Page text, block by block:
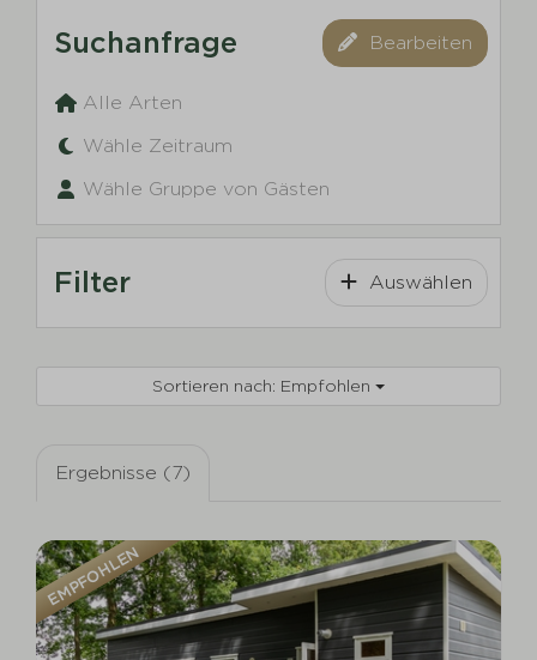
Suchanfrage Bearbeiten
Alle Arten
Wähle Zeitraum
Wähle Gruppe von Gästen
Filter Auswählen
Sortieren nach: Empfohlen
Ergebnisse (7)
EMPFOHLEN